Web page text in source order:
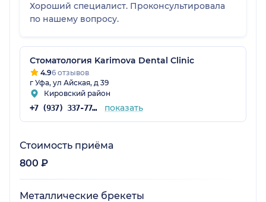
Хороший специалист. Проконсультировала
по нашему вопросу.
Стоматология Karimova Dental Cliniс
4.96 отзывов
г Уфа, ул Айская, д 39
Кировский район
+7 (937) 337-77-06 показать
Стоимость приёма
800 ₽
Металлические брекеты